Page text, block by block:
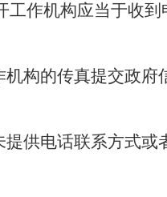
作机构应当于收
构的传真提交政
供电话联系方式